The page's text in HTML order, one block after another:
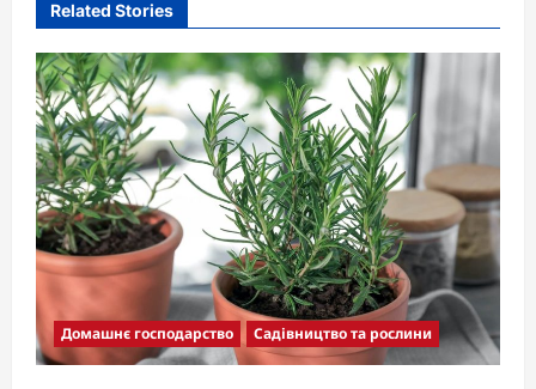
Related Stories
Домашнє господарство Садівництво та рослини